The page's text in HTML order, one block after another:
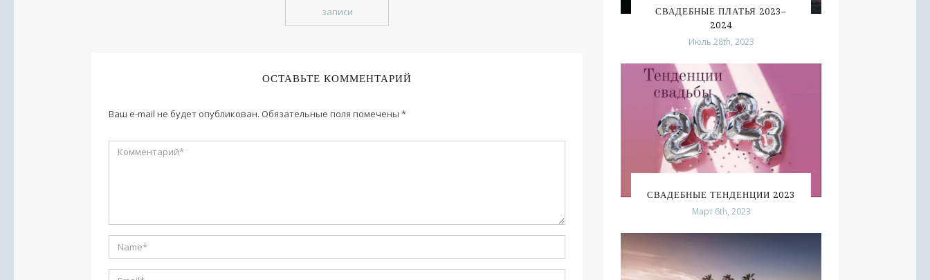
записи
ОСТАВЬТЕ КОММЕНТАРИЙ
Ваш e-mail не будет опубликован. Обязательные поля помечены *
СВАДЕБНЫЕ ПЛАТЬЯ 2023–
2024
Июль 28th, 2023
СВАДЕБНЫЕ ТЕНДЕНЦИИ 2023
Март 6th, 2023